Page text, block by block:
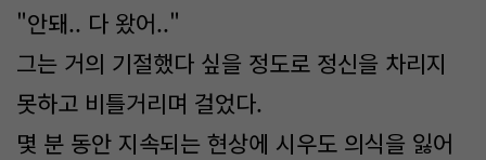
"안돼.. 다 왔어.."
그는 거의 기절했다 싶을 정도로 정신을 차리지
못하고 비틀거리며 걸었다.
몇 분 동안 지속되는 현상에 시우도 의식을 잃어